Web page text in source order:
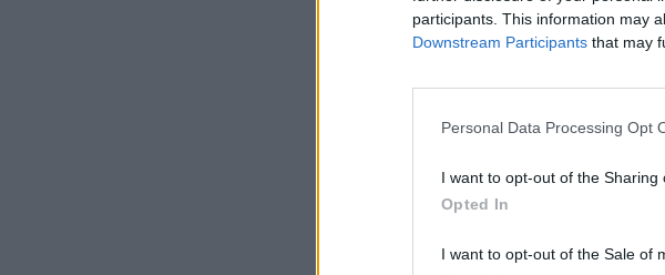
participants. This information may
Downstream Participants that may
Personal Data Processing Opt
I want to opt-out of the Sharing
Opted In
I want to opt-out of the Sale of